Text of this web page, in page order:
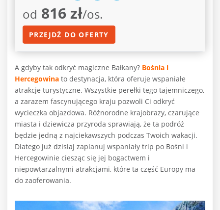
od 816 zł/os.
PRZEJDŹ DO OFERTY
A gdyby tak odkryć magiczne Bałkany? Bośnia i
Hercegowina to destynacja, która oferuje wspaniałe
atrakcje turystyczne. Wszystkie perełki tego tajemniczego,
a zarazem fascynującego kraju pozwoli Ci odkryć
wycieczka objazdowa. Różnorodne krajobrazy, czarujące
miasta i dziewicza przyroda sprawiają, że ta podróż
będzie jedną z najciekawszych podczas Twoich wakacji.
Dlatego już dzisiaj zaplanuj wspaniały trip po Bośni i
Hercegowinie ciesząc się jej bogactwem i
niepowtarzalnymi atrakcjami, które ta część Europy ma
do zaoferowania.